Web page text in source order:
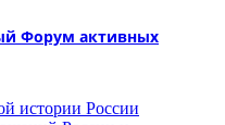
Форум активных